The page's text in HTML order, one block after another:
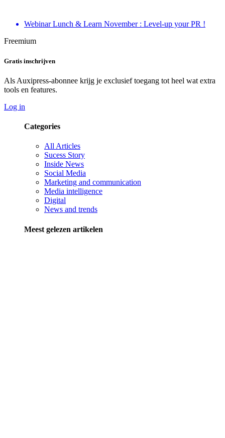
Webinar Lunch & Learn November : Level-up your PR !
Freemium
Gratis inschrijven
Als Auxipress-abonnee krijg je exclusief toegang tot heel wat extra
tools en features.
Log in
Categories
All Articles
Sucess Story
Inside News
Social Media
Marketing and communication
Media intelligence
Digital
News and trends
Meest gelezen artikelen